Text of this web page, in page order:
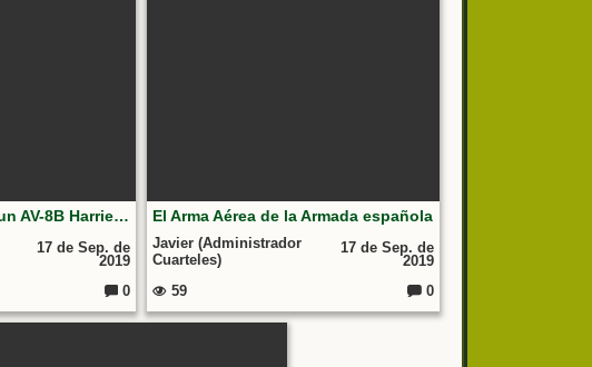
Atrévete a volar en un AV-8B Harrier II Plus de la 9ª Escuadrilla Aeronaves de la Armada
17 de Sep. de
2019
o
0
El Arma Aérea de la Armada española
Javier (Administrador
Cuarteles)
17 de Sep. de
2019
59
o
0